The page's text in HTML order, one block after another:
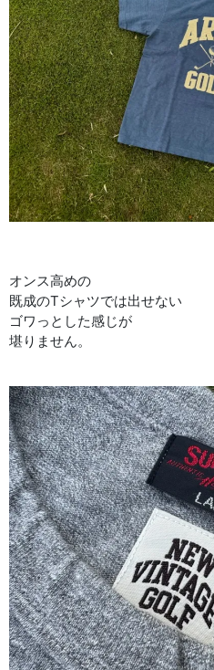
オンス高めの
既成のTシャツでは出せない
ゴワっとした感じが
堪りません。